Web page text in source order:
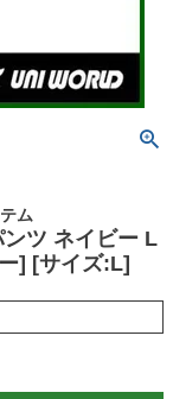
ム
ツ ネイビー L
] [サイズ:L]